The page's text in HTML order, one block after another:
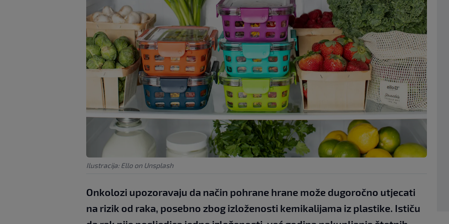
Ilustracija: Ello on Unsplash
Onkolozi upozoravaju da način pohrane hrane može dugoročno utjecati
na rizik od raka, posebno zbog izloženosti kemikalijama iz plastike. Ističu